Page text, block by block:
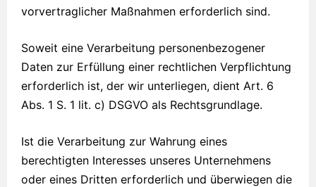
vorvertraglicher Maßnahmen erforderlich sind.
Soweit eine Verarbeitung personenbezogener
Daten zur Erfüllung einer rechtlichen Verpflichtung
erforderlich ist, der wir unterliegen, dient Art. 6
Abs. 1 S. 1 lit. c) DSGVO als Rechtsgrundlage.
Ist die Verarbeitung zur Wahrung eines
berechtigten Interesses unseres Unternehmens
oder eines Dritten erforderlich und überwiegen die